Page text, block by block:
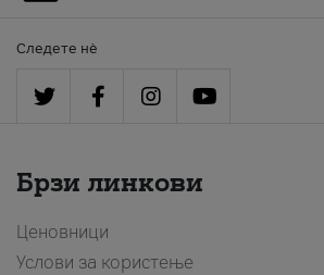
Следете нè
Брзи линкови
Ценовници
Услови за користење